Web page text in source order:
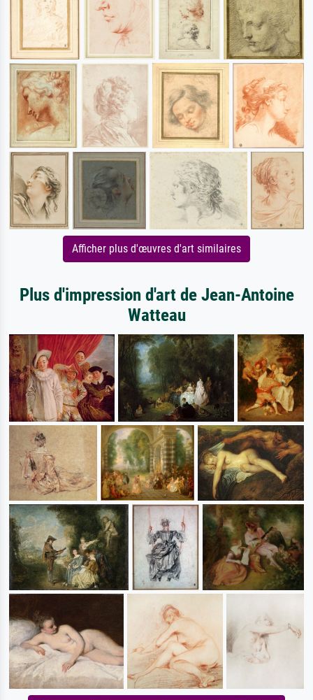
Afficher plus d'œuvres d'art similaires
Plus d'impression d'art de Jean-Antoine
Watteau